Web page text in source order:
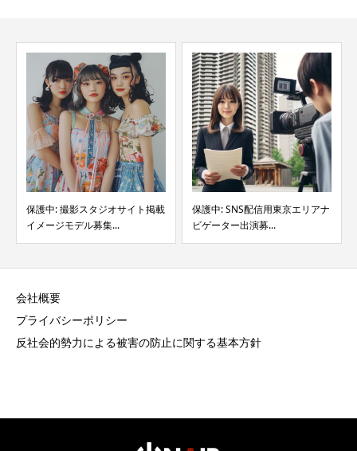
保護中: 撮影スタジオサイト掲載
イメージモデル募集...
保護中: SNS配信用東京エリアナ
ビゲーター出演募...
会社概要
プライバシーポリシー
反社会的勢力による被害の防止に関する基本方針